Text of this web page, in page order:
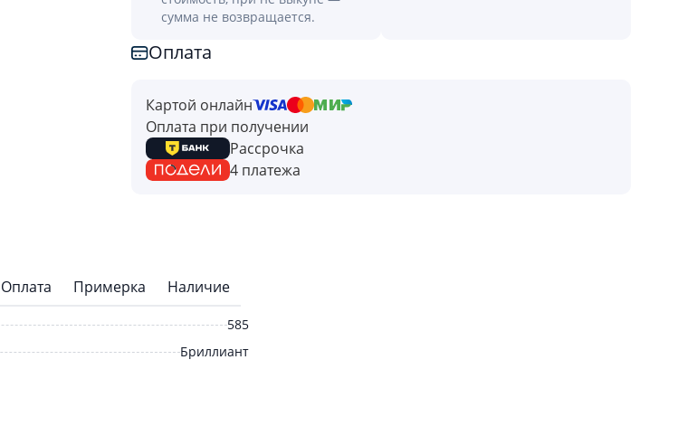
сумма не возвращается.
Оплата
Картой онлайн
Оплата при получении
Рассрочка
4 платежа
Оплата Примерка Наличие
585
Бриллиант